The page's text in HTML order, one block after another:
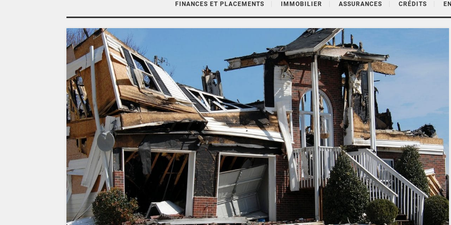
FINANCES ET PLACEMENTS IMMOBILIER ASSURANCES CRÉDITS